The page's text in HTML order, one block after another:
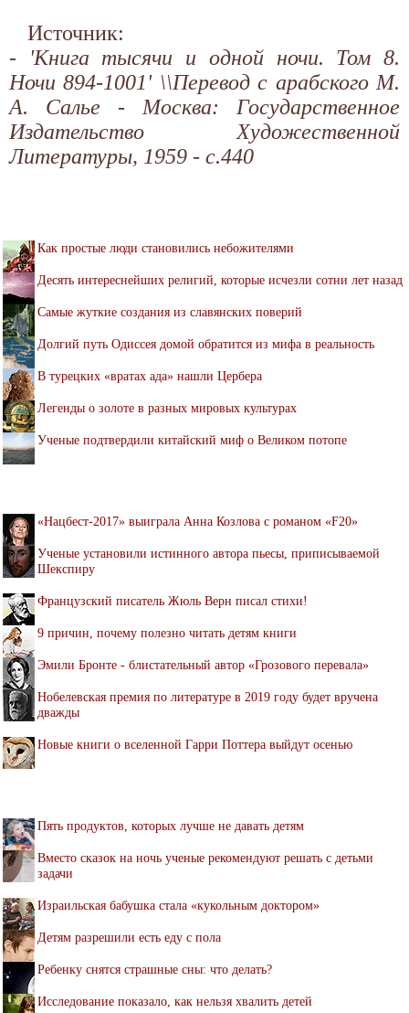
Источник:
- 'Книга тысячи и одной ночи. Том 8.
Ночи 894-1001' \\Перевод с арабского М.
А. Салье - Москва: Государственное
Издательство Художественной
Литературы, 1959 - с.440
Как простые люди становились небожителями
Десять интереснейших религий, которые исчезли сотни лет назад
Самые жуткие создания из славянских поверий
Долгий путь Одиссея домой обратится из мифа в реальность
В турецких «вратах ада» нашли Цербера
Легенды о золоте в разных мировых культурах
Ученые подтвердили китайский миф о Великом потопе
«Нацбест-2017» выиграла Анна Козлова с романом «F20»
Ученые установили истинного автора пьесы, приписываемой
Шекспиру
Французский писатель Жюль Верн писал стихи!
9 причин, почему полезно читать детям книги
Эмили Бронте - блистательный автор «Грозового перевала»
Нобелевская премия по литературе в 2019 году будет вручена
дважды
Новые книги о вселенной Гарри Поттера выйдут осенью
Пять продуктов, которых лучше не давать детям
Вместо сказок на ночь ученые рекомендуют решать с детьми
задачи
Израильская бабушка стала «кукольным доктором»
Детям разрешили есть еду с пола
Ребенку снятся страшные сны: что делать?
Исследование показало, как нельзя хвалить детей